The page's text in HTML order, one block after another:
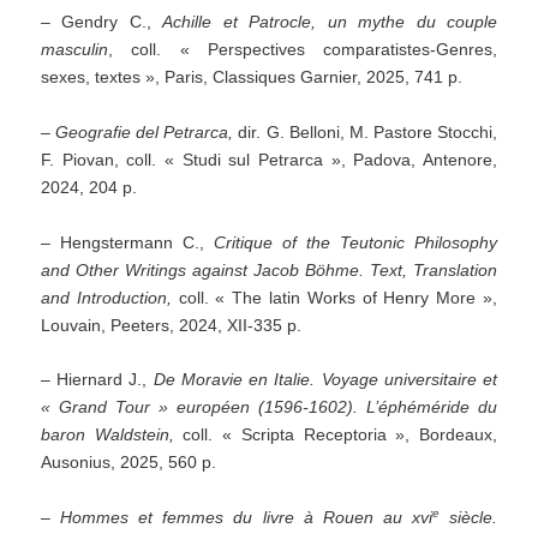
– Gendry C.,Achille et Patrocle, un mythe du couple
masculin , coll. « Perspectives comparatistes-Genres,
sexes, textes », Paris, Classiques Garnier, 2025, 741 p.
– Geografie del Petrarca, dir. G. Belloni, M. Pastore Stocchi,
F. Piovan, coll. « Studi sul Petrarca », Padova, Antenore,
2024, 204 p.
– Hengstermann C.,Critique of the Teutonic Philosophy
and Other Writings against Jacob Böhme. Text, Translation
and Introduction,
coll. « The latin Works of Henry More »,
Louvain, Peeters, 2024, XII-335 p.
– Hiernard J., De Moravie en Italie. Voyage universitaire et
« Grand Tour » européen (1596-1602). L’éphéméride du
baron Waldstein, coll. « Scripta Receptoria », Bordeaux,
Ausonius, 2025, 560 p.
–Hommes et femmes du livre à Rouen au xviesiècle.